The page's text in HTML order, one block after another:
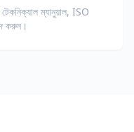
টেকনিক্যাল ম্যানুয়াল, ISO
করুন।